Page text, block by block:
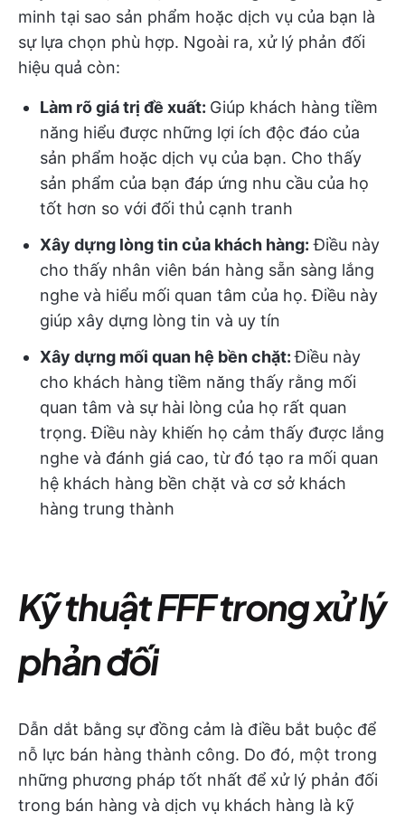
minh tại sao sản phẩm hoặc dịch vụ của bạn là
sự lựa chọn phù hợp. Ngoài ra, xử lý phản đối
hiệu quả còn:
Làm rõ giá trị đề xuất: Giúp khách hàng tiềm
năng hiểu được những lợi ích độc đáo của
sản phẩm hoặc dịch vụ của bạn. Cho thấy
sản phẩm của bạn đáp ứng nhu cầu của họ
tốt hơn so với đối thủ cạnh tranh
Xây dựng lòng tin của khách hàng: Điều này
cho thấy nhân viên bán hàng sẵn sàng lắng
nghe và hiểu mối quan tâm của họ. Điều này
giúp xây dựng lòng tin và uy tín
Xây dựng mối quan hệ bền chặt:Điều này
cho khách hàng tiềm năng thấy rằng mối
quan tâm và sự hài lòng của họ rất quan
trọng. Điều này khiến họ cảm thấy được lắng
nghe và đánh giá cao, từ đó tạo ra mối quan
hệ khách hàng bền chặt và cơ sở khách
hàng trung thành
Kỹ thuật FFF trong xử lý
phản đối
Dẫn dắt bằng sự đồng cảm là điều bắt buộc để
nỗ lực bán hàng thành công. Do đó, một trong
những phương pháp tốt nhất để xử lý phản đối
trong bán hàng và dịch vụ khách hàng là kỹ